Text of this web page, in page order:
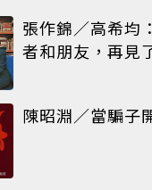
張作錦／高希均
者和朋友，再見
陳昭淵／當騙子